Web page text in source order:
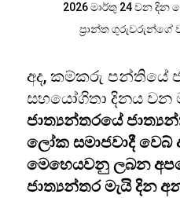
2026 මාර්තු 24 වන
ප්‍රාන්ත
අද, කම්කරු පන්තියේ
සහයෝගිතා දිනය වන
ජාත්‍යන්තරයේ
ලෝක සමාජවාදී
මෙහෙයවනු ලබන
ජාත්‍යන්තර මැයි දින